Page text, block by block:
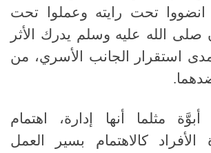
انضووا تحت رايته وعملوا تحت
صلى الله عليه وسلم يدرك الأثر
استقرار الجانب الأسري، من
.
أبوَّة مثلما أنها إدارة، اهتمام
الأفراد كالاهتمام بسير العمل